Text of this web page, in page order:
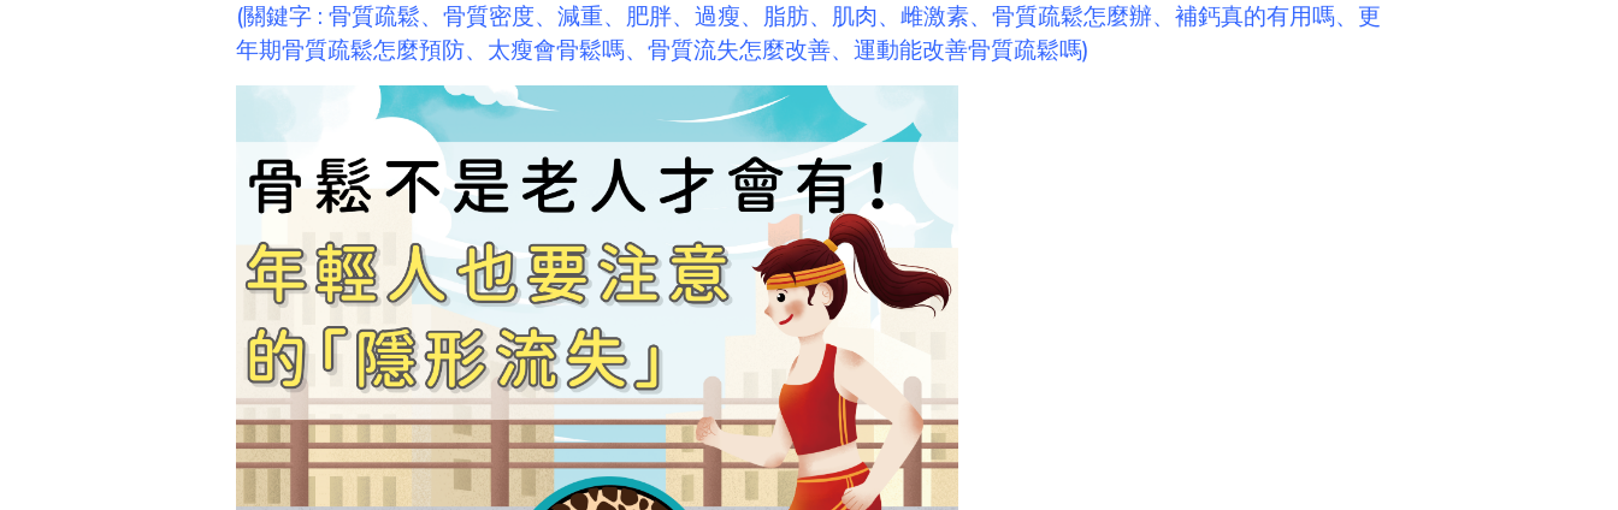
(關鍵字 :骨質疏鬆、骨質密度、減重、 肥胖、過瘦、 脂肪、 肌肉、雌激素、骨質疏鬆怎麼辦、補鈣真的有用嗎、更
年期骨質疏鬆怎麼預防、太瘦會骨鬆嗎、骨質流失怎麼改善、運動能改善骨質疏鬆嗎)